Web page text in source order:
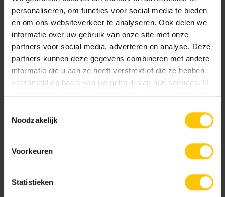
personaliseren, om functies voor social media te bieden
en om ons websiteverkeer te analyseren. Ook delen we
informatie over uw gebruik van onze site met onze
partners voor social media, adverteren en analyse. Deze
partners kunnen deze gegevens combineren met andere
informatie die u aan ze heeft verstrekt of die ze hebben
verzameld op basis van uw gebruik van hun services. U
gaat akkoord met onze cookies als u onze website blijft
Noodzakelijk
Voorkeuren
Statistieken
KIWA-certificaat grasbetontegels (Aalst) K11001
Assortimentboek
Brochures